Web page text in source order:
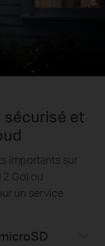
sécurisé et
importants sur
Go) ou
un service